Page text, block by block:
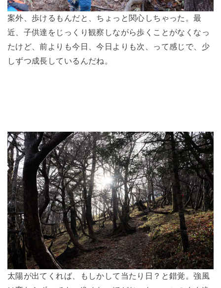
案外、歩けるもんだと、ちょっと関心しちゃった。最
近、子供達をじっくり観察しながら歩くことがなくなっ
たけど、前よりも今日、今日よりも次、って感じで、少
しずつ成長しているんだね。
太陽が出てくれば、もしかして当たり日？と錯覚。強風